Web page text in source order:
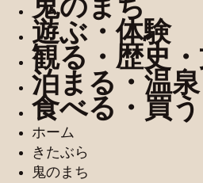
遊ぶ・体験
観る・歴史
泊まる・温泉
食べる・買う
ホーム
きたぶら
鬼のまち